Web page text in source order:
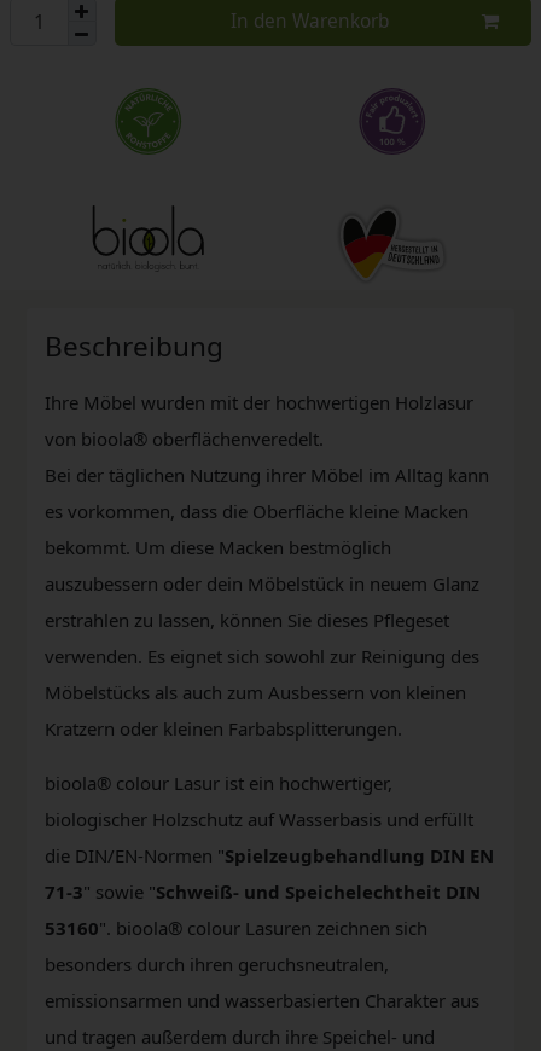
In den Warenkorb
Beschreibung
Ihre Möbel wurden mit der hochwertigen Holzlasur
von bioola® oberflächenveredelt.
Bei der täglichen Nutzung ihrer Möbel im Alltag kann
es vorkommen, dass die Oberfläche kleine Macken
bekommt. Um diese Macken bestmöglich
auszubessern oder dein Möbelstück in neuem Glanz
erstrahlen zu lassen, können Sie dieses Pflegeset
verwenden. Es eignet sich sowohl zur Reinigung des
Möbelstücks als auch zum Ausbessern von kleinen
Kratzern oder kleinen Farbabsplitterungen.
bioola® colour Lasur ist ein hochwertiger,
biologischer Holzschutz auf Wasserbasis und erfüllt
die DIN/EN-Normen "Spielzeugbehandlung DIN EN
71-3" sowie "Schweiß- und Speichelechtheit DIN
53160". bioola® colour Lasuren zeichnen sich
besonders durch ihren geruchsneutralen,
emissionsarmen und wasserbasierten Charakter aus
und tragen außerdem durch ihre Speichel- und